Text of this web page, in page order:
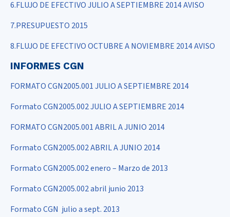
6.FLUJO DE EFECTIVO JULIO A SEPTIEMBRE 2014 AVISO
7.PRESUPUESTO 2015
8.FLUJO DE EFECTIVO OCTUBRE A NOVIEMBRE 2014 AVISO
INFORMES CGN
FORMATO CGN2005.001 JULIO A SEPTIEMBRE 2014
Formato CGN2005.002 JULIO A SEPTIEMBRE 2014
FORMATO CGN2005.001 ABRIL A JUNIO 2014
Formato CGN2005.002 ABRIL A JUNIO 2014
Formato CGN2005.002 enero – Marzo de 2013
Formato CGN2005.002 abril junio 2013
Formato CGN julio a sept. 2013